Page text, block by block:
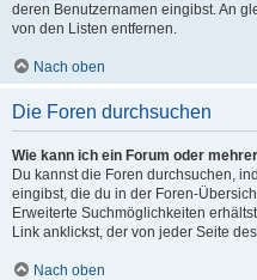
deren Benutzernamen eingibst. An
von den Listen entfernen.
Nach oben
Die Foren durchsuchen
Wie kann ich ein Forum oder
Du kannst die Foren durchsuchen,
eingibst, die du in der Foren-
Erweiterte Suchmöglichkeiten
Link anklickst, der von jeder Seite
Nach oben